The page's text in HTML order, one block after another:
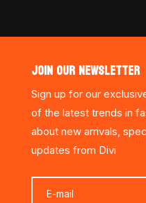
JOIN OUR NEWSLETTER
Sign up for our
of the latest trends in
about new arrivals,
updates from Divi